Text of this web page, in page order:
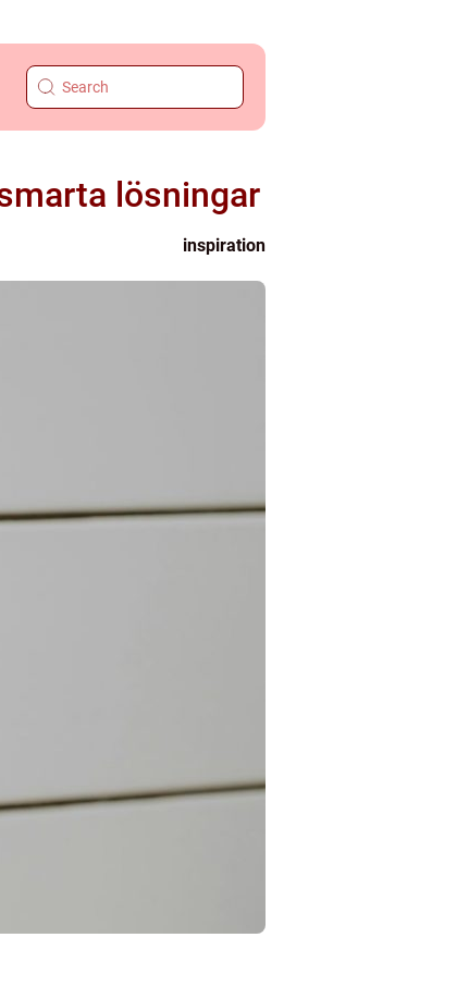
lösningar
inspiration